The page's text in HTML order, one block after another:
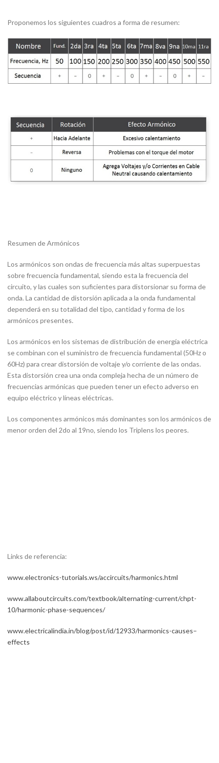
Proponemos los siguientes cuadros a forma de resumen:
Resumen de Armónicos
Los armónicos son ondas de frecuencia más altas superpuestas
sobre frecuencia fundamental, siendo esta la frecuencia del
circuito, y las cuales son suficientes para distorsionar su forma de
onda. La cantidad de distorsión aplicada a la onda fundamental
dependerá en su totalidad del tipo, cantidad y forma de los
armónicos presentes.
Los armónicos en los sistemas de distribución de energía eléctrica
se combinan con el suministro de frecuencia fundamental (50Hz o
60Hz) para crear distorsión de voltaje y/o corriente de las ondas.
Esta distorsión crea una onda compleja hecha de un número de
frecuencias armónicas que pueden tener un efecto adverso en
equipo eléctrico y líneas eléctricas.
Los componentes armónicos más dominantes son los armónicos de
menor orden del 2do al 19no, siendo los Triplens los peores.
Links de referencia:
www.electronics-tutorials.ws/accircuits/harmonics.html
www.allaboutcircuits.com/textbook/alternating-current/chpt-
10/harmonic-phase-sequences/
www.electricalindia.in/blog/post/id/12933/harmonics-causes–
effects